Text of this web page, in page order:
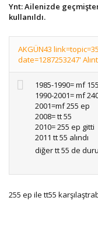
Ynt: Ailenizde
kullanıldı.
AKGÜN43
date=1287253247'
1985-1990= mf
1990-2001= mf
2001=mf 255 ep
2008= tt 55
2010= 255 ep gitti
2011 tt 55 alındı
diğer tt 55 de
mf den nh yeee
255 ep ile tt55